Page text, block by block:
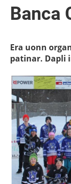
Banca
Era uonn
patinar. Dapli